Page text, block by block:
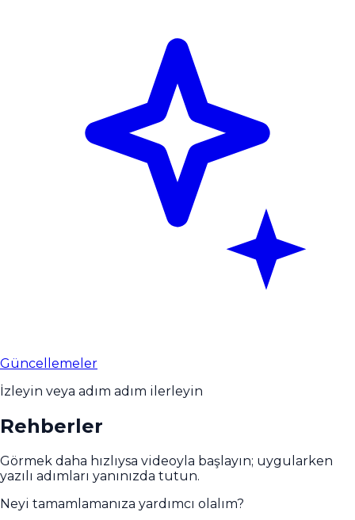
Güncellemeler
İzleyin veya adım adım ilerleyin
Rehberler
Görmek daha hızlıysa videoyla başlayın; uygularken
yazılı adımları yanınızda tutun.
Neyi tamamlamanıza yardımcı olalım?